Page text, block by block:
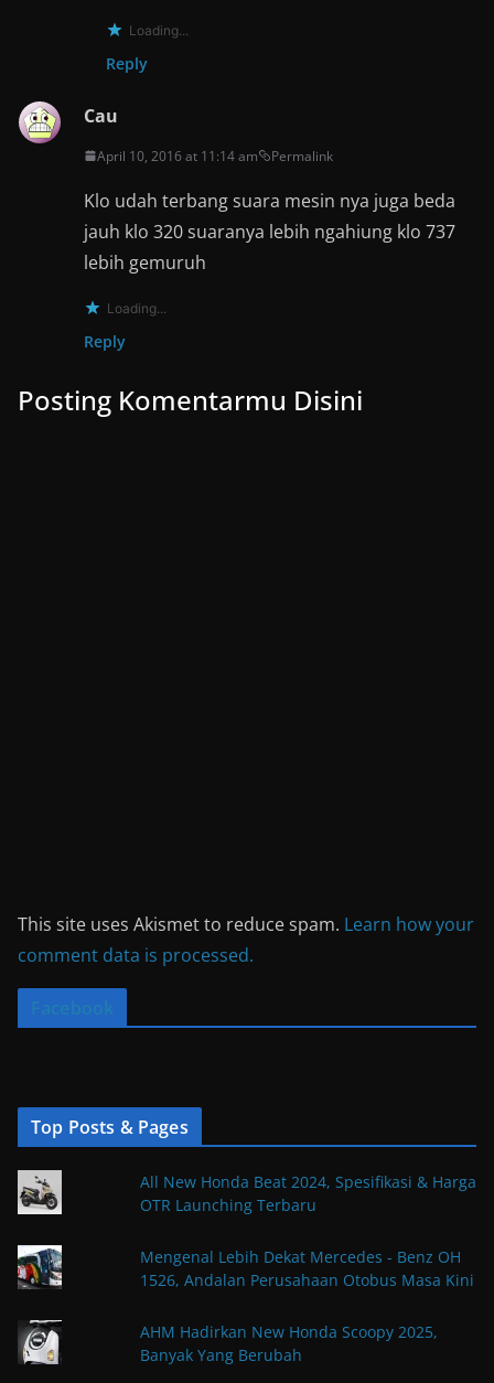
Loading...
Reply
Cau
April 10, 2016 at 11:14 am Permalink
Klo udah terbang suara mesin nya juga beda
jauh klo 320 suaranya lebih ngahiung klo 737
lebih gemuruh
Loading...
Reply
Posting Komentarmu Disini
This site uses Akismet to reduce spam. Learn how your
comment data is processed.
Facebook
Top Posts & Pages
All New Honda Beat 2024, Spesifikasi & Harga
OTR Launching Terbaru
Mengenal Lebih Dekat Mercedes - Benz OH
1526, Andalan Perusahaan Otobus Masa Kini
AHM Hadirkan New Honda Scoopy 2025,
Banyak Yang Berubah